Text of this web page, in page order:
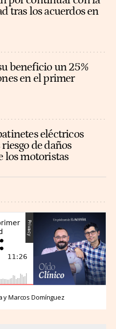
tras los acuerdos en
beneficio un 25%
en el primer
eléctricos
de daños
los motoristas
y Marcos Domínguez